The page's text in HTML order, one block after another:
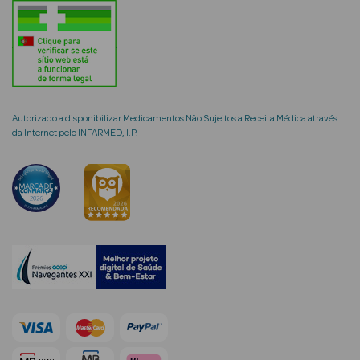
Rosto e
Cosmética
Rosto
Hidratantes
Séruns Faciais
Creme de Olhos
Anti-
envelhecimento
Autorizado a disponibilizar Medicamentos Não Sujeitos a Receita Médica através
da Internet pelo INFARMED, I.P.